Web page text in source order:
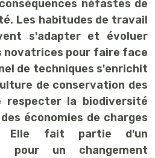
néfastes de
Les habitudes de travail
s'adapter et évoluer
novatrices pour faire face
de techniques s'enrichit
de conservation des
respecter la biodiversité
économies de charges
Elle fait partie d'un
pour un changement